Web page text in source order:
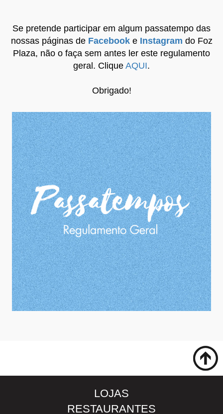
Se pretende participar em algum passatempo das
nossas páginas de Facebooke Instagram do Foz
Plaza, não o faça sem antes ler este regulamento
geral. Clique AQUI.
Obrigado!
LOJAS
RESTAURANTES